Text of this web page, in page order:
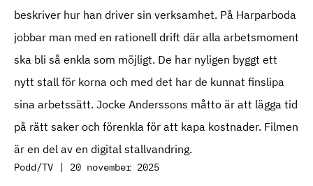
beskriver hur han driver sin verksamhet. På Harparboda
jobbar man med en rationell drift där alla arbetsmoment
ska bli så enkla som möjligt. De har nyligen byggt ett
nytt stall för korna och med det har de kunnat finslipa
sina arbetssätt. Jocke Anderssons måtto är att lägga tid
på rätt saker och förenkla för att kapa kostnader. Filmen
är en del av en digital stallvandring.
Podd/TV | 20 november 2025